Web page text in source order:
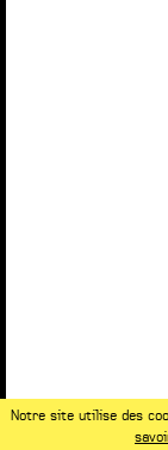
Notre site utilise des